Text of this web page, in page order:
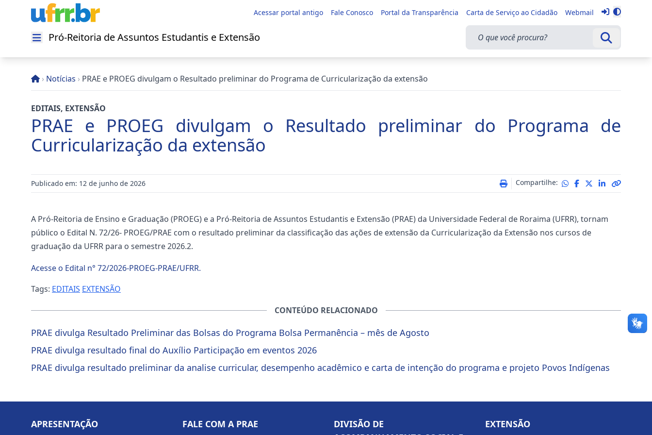
Acessar portal antigo Fale Conosco Portal da Transparência Carta de Serviço ao Cidadão Webmail
Entrar
Alternar
Abrir menu
Pró-Reitoria de Assuntos Estudantis e Extensão
O que você procura?
Buscar
› Notícias › PRAE e PROEG divulgam o Resultado preliminar do Programa de Curricularização da extensão
EDITAIS, EXTENSÃO
PRAE e PROEG divulgam o Resultado preliminar do Programa de
Curricularização da extensão
Publicado em: 12 de junho de 2026 Compartilhe:
A Pró-Reitoria de Ensino e Graduação (PROEG) e a Pró-Reitoria de Assuntos Estudantis e Extensão (PRAE) da Universidade Federal de Roraima (UFRR), tornam
público o Edital N. 72/26- PROEG/PRAE com o resultado preliminar da classificação das ações de extensão da Curricularização da Extensão nos cursos de
graduação da UFRR para o semestre 2026.2.
Acesse o Edital n° 72/2026-PROEG-PRAE/UFRR.
Tags: EDITAIS EXTENSÃO
CONTEÚDO RELACIONADO
PRAE divulga Resultado Preliminar das Bolsas do Programa Bolsa Permanência – mês de Agosto
PRAE divulga resultado final do Auxílio Participação em eventos 2026
PRAE divulga resultado preliminar da analise curricular, desempenho acadêmico e carta de intenção do programa e projeto Povos Indígenas
APRESENTAÇÃO FALE COM A PRAE
DIVISÃO DE
EXTENSÃO